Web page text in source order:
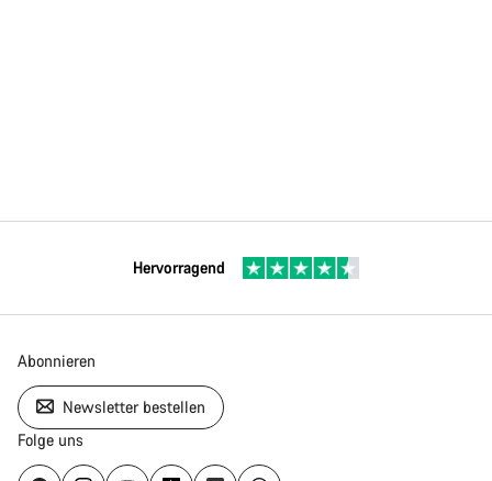
Hervorragend
Abonnieren
Newsletter bestellen
Folge uns